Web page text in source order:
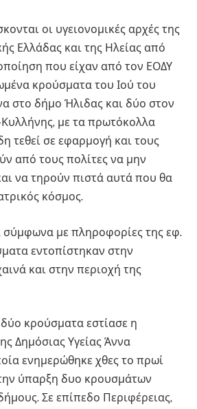
οι υγειονομικές αρχές της
Ελλάδας και της Ηλείας από
που είχαν από τον ΕΟΔΥ
κρούσματα του Ιού του
στο δήμο Ήλιδας και δύο στον
με τα πρωτόκολλα
τεθεί σε εφαρμογή και τους
από τους πολίτες να μην
να τηρούν πιστά αυτά που θα
κόσμος.
σύμφωνα με πληροφορίες της εφ.
εντοπίστηκαν στην
και στην περιοχή της
κρούσματα εστίασε η
Δημόσιας Υγείας Άννα
ενημερώθηκε χθες το πρωί
ύπαρξη δυο κρουσμάτων
Σε επίπεδο Περιφέρειας,